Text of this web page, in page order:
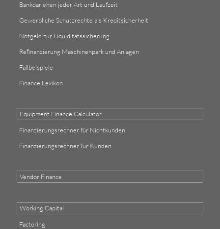
Bankdarlehen jeder Art und Laufzeit
Gewerbliche Schutzrechte als Kreditsicherheit
Notgeld zur Liquiditätssicherung
Refinanzierung Maschinenpark und Anlagen
Fallbeispiele
Finance Lexikon
Equipment Finance Calculator
Finanzierungsrechner für Nichtkunden
Finanzierungsrechner für Kunden
Vendor Finance
Working Capital
Factoring